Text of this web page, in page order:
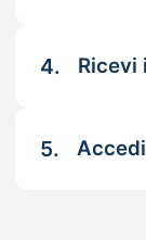
4. Ricevi
5.